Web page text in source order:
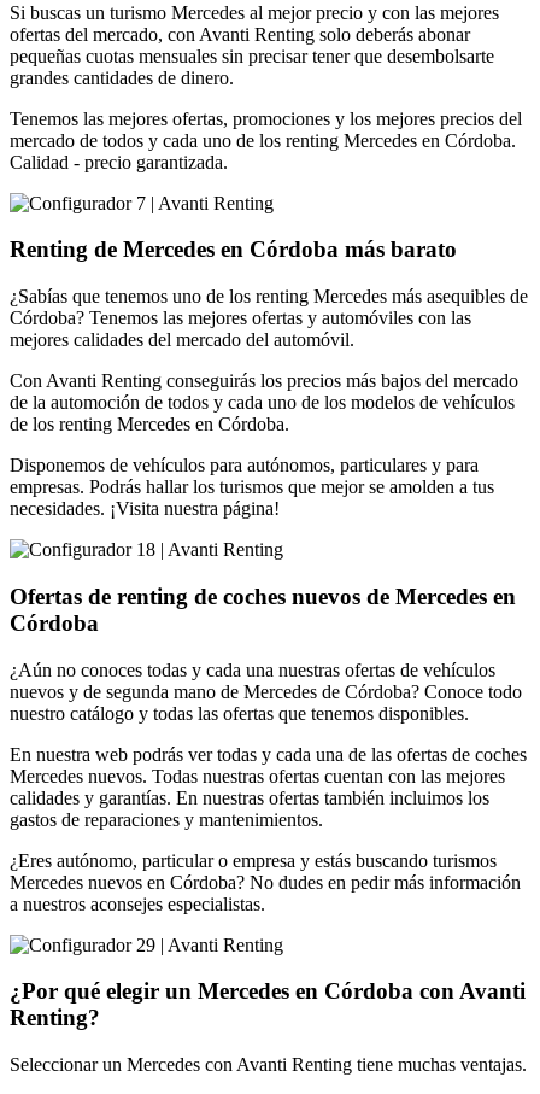
Si buscas un turismo Mercedes al mejor precio y con las mejores
ofertas del mercado, con Avanti Renting solo deberás abonar
pequeñas cuotas mensuales sin precisar tener que desembolsarte
grandes cantidades de dinero.
Tenemos las mejores ofertas, promociones y los mejores precios del
mercado de todos y cada uno de los renting Mercedes en Córdoba.
Calidad - precio garantizada.
Renting de Mercedes en Córdoba más barato
¿Sabías que tenemos uno de los renting Mercedes más asequibles de
Córdoba? Tenemos las mejores ofertas y automóviles con las
mejores calidades del mercado del automóvil.
Con Avanti Renting conseguirás los precios más bajos del mercado
de la automoción de todos y cada uno de los modelos de vehículos
de los renting Mercedes en Córdoba.
Disponemos de vehículos para autónomos, particulares y para
empresas. Podrás hallar los turismos que mejor se amolden a tus
necesidades. ¡Visita nuestra página!
Ofertas de renting de coches nuevos de Mercedes en
Córdoba
¿Aún no conoces todas y cada una nuestras ofertas de vehículos
nuevos y de segunda mano de Mercedes de Córdoba? Conoce todo
nuestro catálogo y todas las ofertas que tenemos disponibles.
En nuestra web podrás ver todas y cada una de las ofertas de coches
Mercedes nuevos. Todas nuestras ofertas cuentan con las mejores
calidades y garantías. En nuestras ofertas también incluimos los
gastos de reparaciones y mantenimientos.
¿Eres autónomo, particular o empresa y estás buscando turismos
Mercedes nuevos en Córdoba? No dudes en pedir más información
a nuestros aconsejes especialistas.
¿Por qué elegir un Mercedes en Córdoba con Avanti
Renting?
Seleccionar un Mercedes con Avanti Renting tiene muchas ventajas.